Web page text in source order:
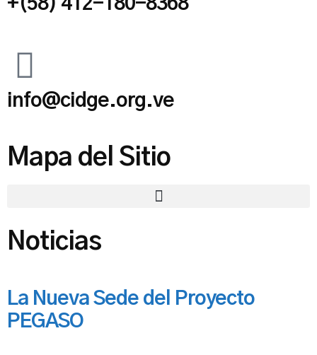
+(58) 412-180-8368
info@cidge.org.ve
Mapa del Sitio
Noticias
La Nueva Sede del Proyecto
PEGASO